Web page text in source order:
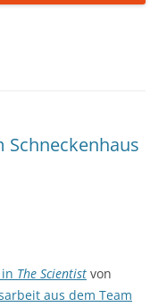
Schneckenhaus
The Scientist von
aus dem Team